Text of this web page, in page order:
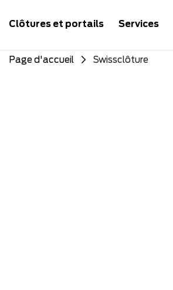
Clôtures et portails Services
Page d'accueil Swissclôture